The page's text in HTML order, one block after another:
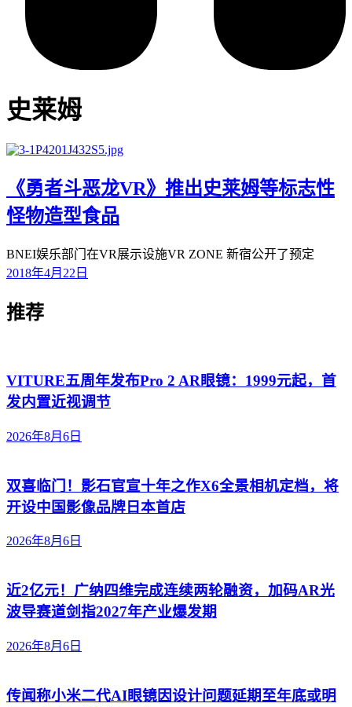
史莱姆
《勇者斗恶龙VR》推出史莱姆等标志性
怪物造型食品
BNEI娱乐部门在VR展示设施VR ZONE 新宿公开了预定
2018年4月22日
推荐
VITURE五周年发布Pro 2 AR眼镜：1999元起，首
发内置近视调节
2026年8月6日
双喜临门！影石官宣十年之作X6全景相机定档，将
开设中国影像品牌日本首店
2026年8月6日
近2亿元！广纳四维完成连续两轮融资，加码AR光
波导赛道剑指2027年产业爆发期
2026年8月6日
传闻称小米二代AI眼镜因设计问题延期至年底或明